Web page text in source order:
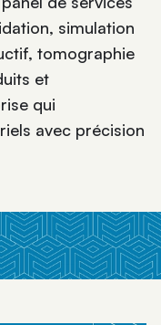
simulation
tomographie
et
qui
avec précision